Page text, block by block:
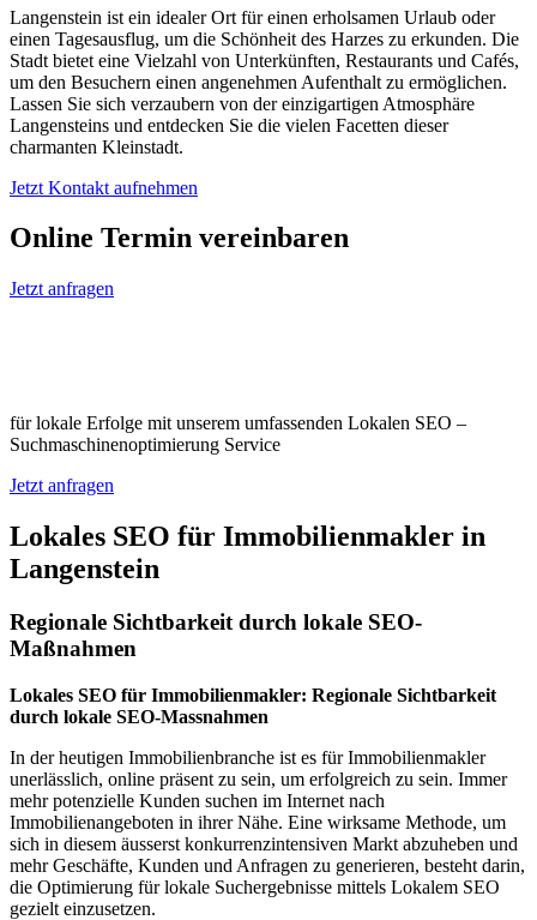
Langenstein ist ein idealer Ort für einen erholsamen Urlaub oder
einen Tagesausflug, um die Schönheit des Harzes zu erkunden. Die
Stadt bietet eine Vielzahl von Unterkünften, Restaurants und Cafés,
um den Besuchern einen angenehmen Aufenthalt zu ermöglichen.
Lassen Sie sich verzaubern von der einzigartigen Atmosphäre
Langensteins und entdecken Sie die vielen Facetten dieser
charmanten Kleinstadt.
Jetzt Kontakt aufnehmen
Online Termin vereinbaren
Jetzt anfragen
für lokale Erfolge mit unserem umfassenden Lokalen SEO –
Suchmaschinenoptimierung Service
Jetzt anfragen
Lokales SEO für Immobilienmakler in
Langenstein
Regionale Sichtbarkeit durch lokale SEO-
Maßnahmen
Lokales SEO für Immobilienmakler: Regionale Sichtbarkeit
durch lokale SEO-Massnahmen
In der heutigen Immobilienbranche ist es für Immobilienmakler
unerlässlich, online präsent zu sein, um erfolgreich zu sein. Immer
mehr potenzielle Kunden suchen im Internet nach
Immobilienangeboten in ihrer Nähe. Eine wirksame Methode, um
sich in diesem äusserst konkurrenzintensiven Markt abzuheben und
mehr Geschäfte, Kunden und Anfragen zu generieren, besteht darin,
die Optimierung für lokale Suchergebnisse mittels Lokalem SEO
gezielt einzusetzen.